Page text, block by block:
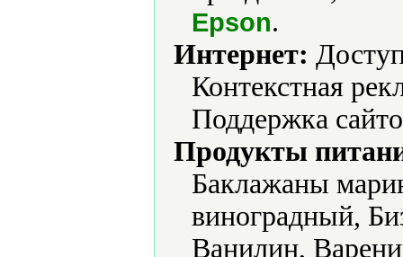
Epson.
Интернет:
Контекстная
Поддержка
Продукты
Баклажаны
виноградный,
Ванилин,